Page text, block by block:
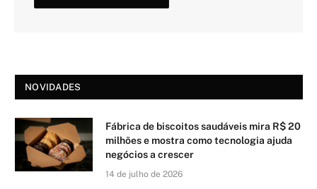
NOVIDADES
Fábrica de biscoitos saudáveis mira R$ 20
milhões e mostra como tecnologia ajuda
negócios a crescer
14 de julho de 2026